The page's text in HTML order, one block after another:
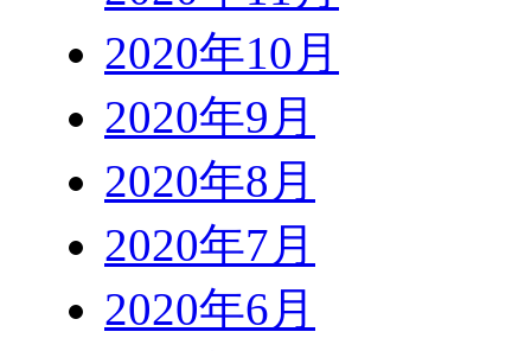
2020年10月
2020年9月
2020年8月
2020年7月
2020年6月